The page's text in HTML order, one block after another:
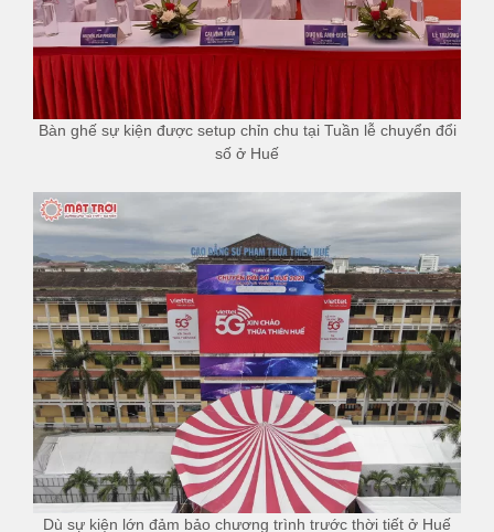
Bàn ghế sự kiện được setup chỉn chu tại Tuần lễ chuyển đổi
số ở Huế
Dù sự kiện lớn đảm bảo chương trình trước thời tiết ở Huế